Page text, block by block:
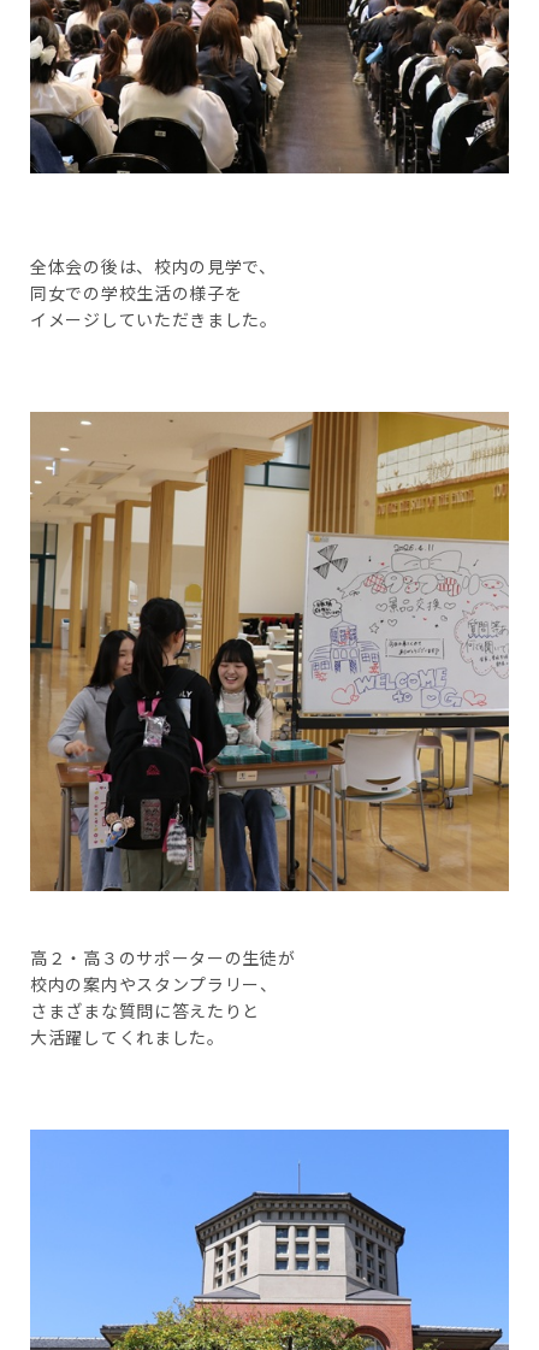
全体会の後は、校内の見学で、
同女での学校生活の様子を
イメージしていただきました。
高２・高３のサポーターの生徒が
校内の案内やスタンプラリー、
さまざまな質問に答えたりと
大活躍してくれました。